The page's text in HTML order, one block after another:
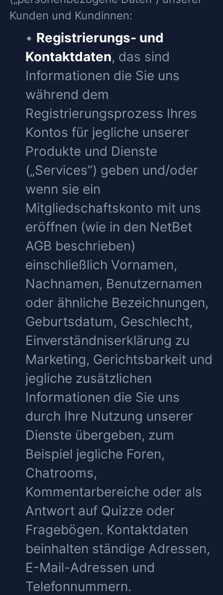
Kunden und Kundinnen:
• Registrierungs- und
Kontaktdaten, das sind
Informationen die Sie uns
während dem
Registrierungsprozess Ihres
Kontos für jegliche unserer
Produkte und Dienste
(„Services”) geben und/oder
wenn sie ein
Mitgliedschaftskonto mit uns
eröffnen (wie in den NetBet
AGB beschrieben)
einschließlich Vornamen,
Nachnamen, Benutzernamen
oder ähnliche Bezeichnungen,
Geburtsdatum, Geschlecht,
Einverständniserklärung zu
Marketing, Gerichtsbarkeit und
jegliche zusätzlichen
Informationen die Sie uns
durch Ihre Nutzung unserer
Dienste übergeben, zum
Beispiel jegliche Foren,
Chatrooms,
Kommentarbereiche oder als
Antwort auf Quizze oder
Fragebögen. Kontaktdaten
beinhalten ständige Adressen,
E-Mail-Adressen und
Telefonnummern.